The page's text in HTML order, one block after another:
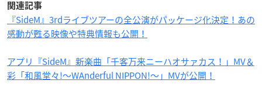
関連記事
『SideM』3rdライブツアーの全公演がパッケージ化決定！あの
感動が甦る映像や特典情報も公開！
アプリ『SideM』新楽曲「千客万来ニーハオサァカス！」MV＆
彩「和風堂々!～WAnderful NIPPON!～」MVが公開！